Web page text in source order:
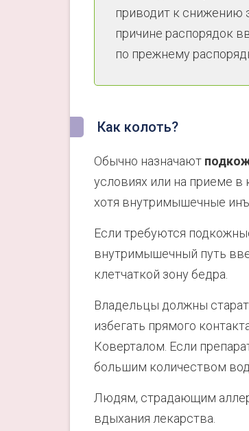
приводит к снижению
причине распорядок
по прежнему
Как колоть?
Обычно назначают
условиях или на приеме в
хотя внутримышечные
Если требуются
внутримышечный путь
клетчаткой зону бедра.
Владельцы должны
избегать прямого
Коверталом. Если
большим количеством
Людям, страдающим
вдыхания лекарства.